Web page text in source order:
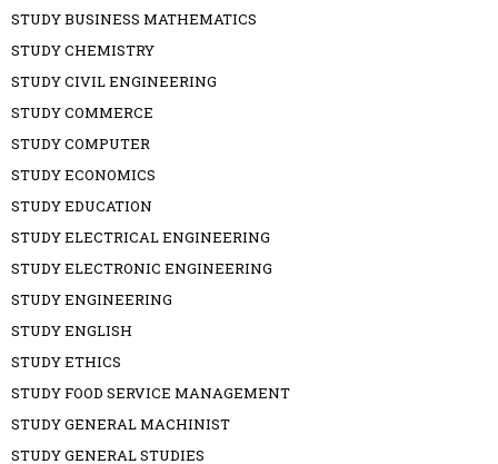
STUDY BUSINESS MATHEMATICS
STUDY CHEMISTRY
STUDY CIVIL ENGINEERING
STUDY COMMERCE
STUDY COMPUTER
STUDY ECONOMICS
STUDY EDUCATION
STUDY ELECTRICAL ENGINEERING
STUDY ELECTRONIC ENGINEERING
STUDY ENGINEERING
STUDY ENGLISH
STUDY ETHICS
STUDY FOOD SERVICE MANAGEMENT
STUDY GENERAL MACHINIST
STUDY GENERAL STUDIES